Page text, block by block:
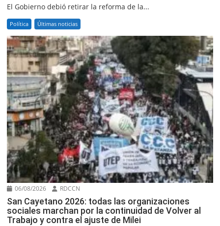
El Gobierno debió retirar la reforma de la...
Política Últimas noticias
06/08/2026 RDCCN
San Cayetano 2026: todas las organizaciones
sociales marchan por la continuidad de Volver al
Trabajo y contra el ajuste de Milei